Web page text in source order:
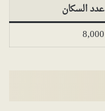
عدد السكان
8,000